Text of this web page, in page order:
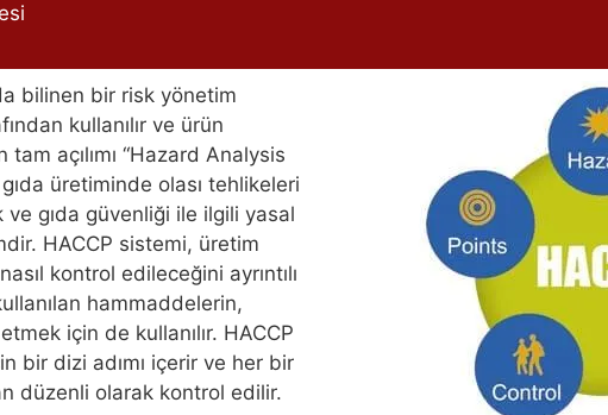
bilinen bir risk yönetim
kullanılır ve ürün
açılımı “Hazard Analysis
üretiminde olası tehlikeleri
gıda güvenliği ile ilgili yasal
HACCP sistemi, üretim
kontrol edileceğini ayrıntılı
hammaddelerin,
için de kullanılır. HACCP
bir dizi adımı içerir ve her bir
düzenli olarak kontrol edilir.